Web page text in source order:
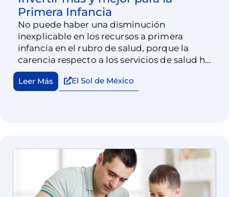
Primera Infancia
No puede haber una disminución
inexplicable en los recursos a primera
infancia en el rubro de salud, porque la
carencia respecto a los servicios de salud ha
aumentado. Los legisladores tienen la
responsabilidad de escuchar, de representar
Leer Más El Sol de México